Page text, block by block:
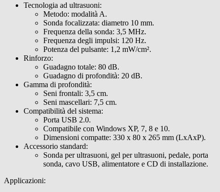
Tecnologia ad ultrasuoni:
Metodo: modalità A.
Sonda focalizzata: diametro 10 mm.
Frequenza della sonda: 3,5 MHz.
Frequenza degli impulsi: 120 Hz.
Potenza del pulsante: 1,2 mW/cm².
Rinforzo:
Guadagno totale: 80 dB.
Guadagno di profondità: 20 dB.
Gamma di profondità:
Seni frontali: 3,5 cm.
Seni mascellari: 7,5 cm.
Compatibilità del sistema:
Porta USB 2.0.
Compatibile con Windows XP, 7, 8 e 10.
Dimensioni compatte: 330 x 80 x 265 mm (LxAxP).
Accessorio standard:
Sonda per ultrasuoni, gel per ultrasuoni, pedale, porta
sonda, cavo USB, alimentatore e CD di installazione.
Applicazioni: